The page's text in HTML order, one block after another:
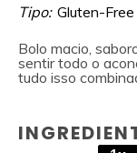
Tipo: Gluten-Free
Bolo macio,
sentir todo o
tudo isso